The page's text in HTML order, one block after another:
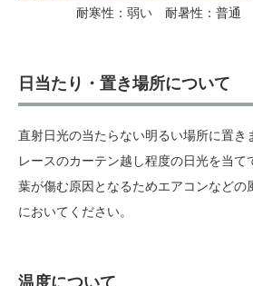
耐寒性：弱い 耐暑性：普通
日当たり・置き場所について
直射日光の当たらない明るい場所に置き
レースのカーテン越し程度の日光を当て
葉が傷む原因となるためエアコンなどの
においてください。
温度について